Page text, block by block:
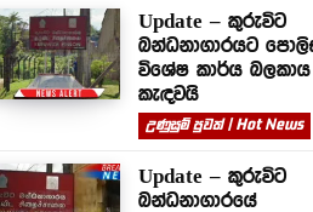
Update – කුරුවිට
බන්ධනාගාරයට
විශේෂ කාර්ය බලකාය
කැඳවයි
උණුසුම් පුවත් | Hot News
Update – කුරුවිට
බන්ධනාගාරයේ